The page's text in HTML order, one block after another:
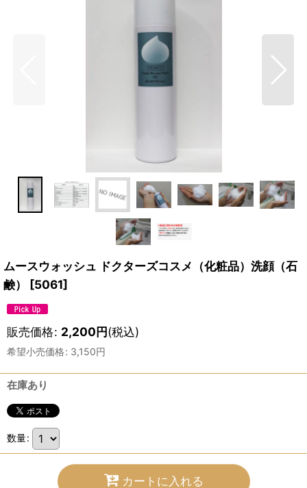
ムースウォッシュ ドクターズコスメ（化粧品）洗顔（石
鹸）
[5061]
販売価格: 2,200円(税込)
希望小売価格: 3,150円
在庫あり
数量:
カートに入れる